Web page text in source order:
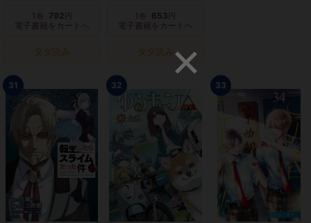
1 792
電子書籍をカートへ
タダ読み
1 653
電子書籍をカートへ
タダ読み
31 32 33